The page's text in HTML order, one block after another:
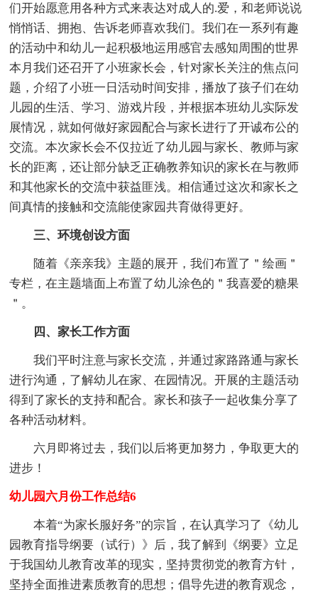
们开始愿意用各种方式来表达对成人的.爱，和老师说说
悄悄话、拥抱、告诉老师喜欢我们。我们在一系列有趣
的活动中和幼儿一起积极地运用感官去感知周围的世界
本月我们还召开了小班家长会，针对家长关注的焦点问
题，介绍了小班一日活动时间安排，播放了孩子们在幼
儿园的生活、学习、游戏片段，并根据本班幼儿实际发
展情况，就如何做好家园配合与家长进行了开诚布公的
交流。本次家长会不仅拉近了幼儿园与家长、教师与家
长的距离，还让部分缺乏正确教养知识的家长在与教师
和其他家长的交流中获益匪浅。相信通过这次和家长之
间真情的接触和交流能使家园共育做得更好。
三、环境创设方面
随着《亲亲我》主题的展开，我们布置了＂绘画＂
专栏，在主题墙面上布置了幼儿涂色的＂我喜爱的糖果
＂。
四、家长工作方面
我们平时注意与家长交流，并通过家路路通与家长
进行沟通，了解幼儿在家、在园情况。开展的主题活动
得到了家长的支持和配合。家长和孩子一起收集分享了
各种活动材料。
六月即将过去，我们以后将更加努力，争取更大的
进步！
幼儿园六月份工作总结6
本着“为家长服好务”的宗旨，在认真学习了《幼儿
园教育指导纲要（试行）》后，我了解到《纲要》立足
于我国幼儿教育改革的现实，坚持贯彻党的教育方针，
坚持全面推进素质教育的思想；倡导先进的教育观念，